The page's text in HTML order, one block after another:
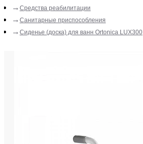
Средства реабилитации
Санитарные приспособления
Сиденье (доска) для ванн Ortonica LUX300